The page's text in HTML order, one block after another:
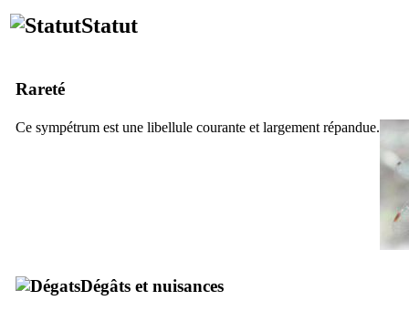
Statut
Rareté
Ce sympétrum est une libellule courante et largement répandue.
Dégâts et nuisances